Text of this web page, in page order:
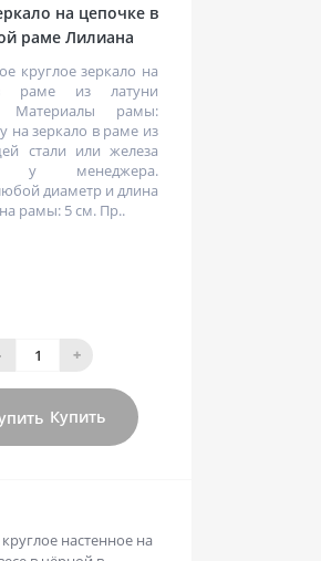
на цепочке в
раме Лилиана
круглое зеркало на
раме из латуни
Материалы рамы:
на зеркало в раме из
стали или железа
у менеджера.
диаметр и длина
рамы: 5 см. Пр..
+
Купить